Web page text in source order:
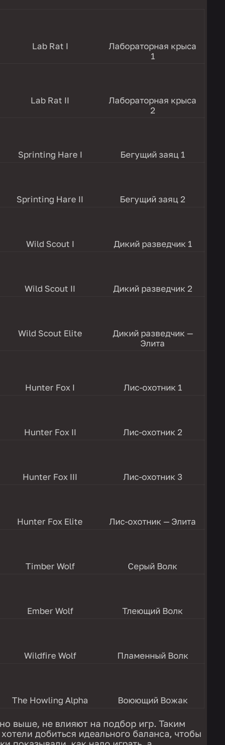
Lab Rat I
Лабораторная крыса
1
Lab Rat II
Лабораторная крыса
2
Sprinting Hare I Бегущий заяц 1
Sprinting Hare II Бегущий заяц 2
Wild Scout I Дикий разведчик 1
Wild Scout II Дикий разведчик 2
Wild Scout Elite
Дикий разведчик —
Элита
Hunter Fox I Лис-охотник 1
Hunter Fox II Лис-охотник 2
Hunter Fox III Лис-охотник 3
Hunter Fox Elite Лис-охотник — Элита
Timber Wolf Серый Волк
Ember Wolf Тлеющий Волк
Wildfire Wolf Пламенный Волк
The Howling Alpha Воюющий Вожак
выше, не влияют на подбор игр. Таким
добиться идеального баланса, чтобы